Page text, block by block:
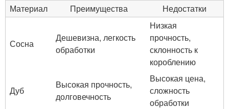
Материал Преимущества Недостатки
Сосна
Дешевизна, легкость
обработки
Низкая
прочность,
склонность к
короблению
Дуб
Высокая прочность,
долговечность
Высокая цена,
сложность
обработки